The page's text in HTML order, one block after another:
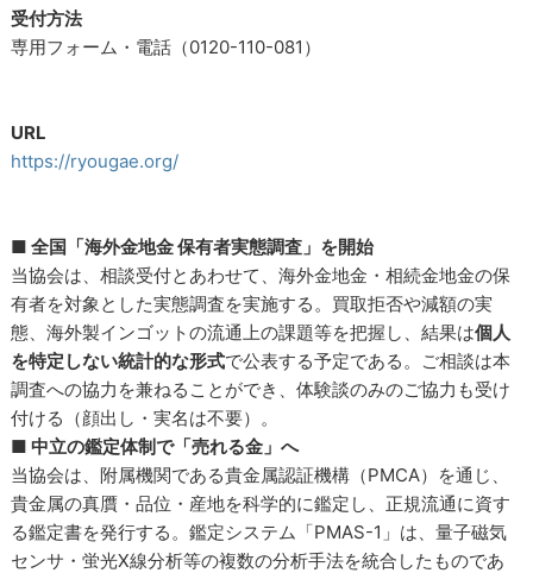
受付方法
専用フォーム・電話（0120-110-081）
URL
https://ryougae.org/
■ 全国「海外金地金 保有者実態調査」を開始
当協会は、相談受付とあわせて、海外金地金・相続金地金の保
有者を対象とした実態調査を実施する。買取拒否や減額の実
態、海外製インゴットの流通上の課題等を把握し、結果は個人
を特定しない統計的な形式で公表する予定である。ご相談は本
調査への協力を兼ねることができ、体験談のみのご協力も受け
付ける（顔出し・実名は不要）。
■ 中立の鑑定体制で「売れる金」へ
当協会は、附属機関である貴金属認証機構（PMCA）を通じ、
貴金属の真贋・品位・産地を科学的に鑑定し、正規流通に資す
る鑑定書を発行する。鑑定システム「PMAS-1」は、量子磁気
センサ・蛍光X線分析等の複数の分析手法を統合したものであ